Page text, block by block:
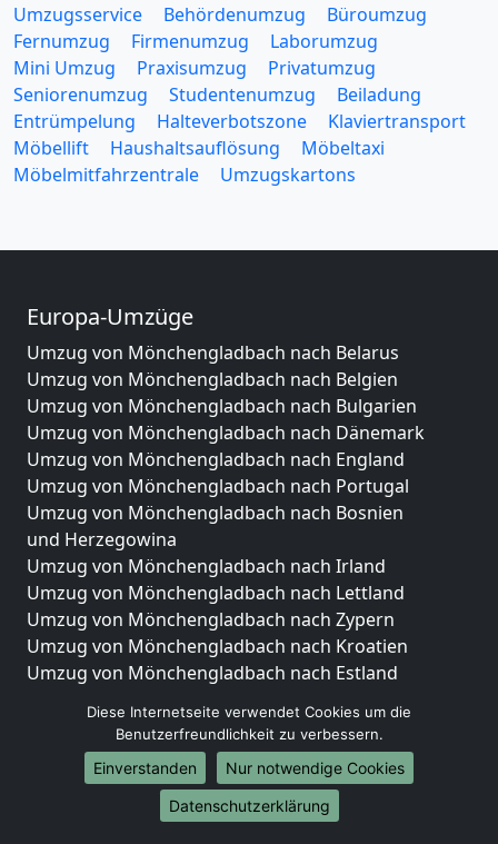
Umzugsservice Behördenumzug
Büroumzug
Fernumzug
Firmenumzug
Laborumzug
Mini Umzug
Praxisumzug
Privatumzug
Seniorenumzug
Studentenumzug
Beiladung
Entrümpelung
Halteverbotszone
Klaviertransport
Möbellift
Haushaltsauflösung
Möbeltaxi
Möbelmitfahrzentrale
Umzugskartons
Europa-Umzüge
Umzug von Mönchengladbach nach Belarus
Umzug von Mönchengladbach nach Belgien
Umzug von Mönchengladbach nach Bulgarien
Umzug von Mönchengladbach nach Dänemark
Umzug von Mönchengladbach nach England
Umzug von Mönchengladbach nach Portugal
Umzug von Mönchengladbach nach Bosnien
und Herzegowina
Umzug von Mönchengladbach nach Irland
Umzug von Mönchengladbach nach Lettland
Umzug von Mönchengladbach nach Zypern
Umzug von Mönchengladbach nach Kroatien
Umzug von Mönchengladbach nach Estland
Umzug von Mönchengladbach nach Frankreich
Umzug von Mönchengladbach nach Griechenland
Umzug von Mönchengladbach nach Italien
Umzug von Mönchengladbach nach Liechtenstein
Diese Internetseite verwendet Cookies um die
Benutzerfreundlichkeit zu verbessern.
Einverstanden
Nur notwendige Cookies
Datenschutzerklärung